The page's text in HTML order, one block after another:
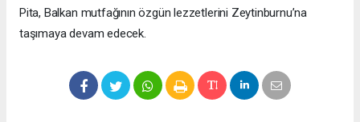
Pita, Balkan mutfağının özgün lezzetlerini Zeytinburnu’na
taşımaya devam edecek.